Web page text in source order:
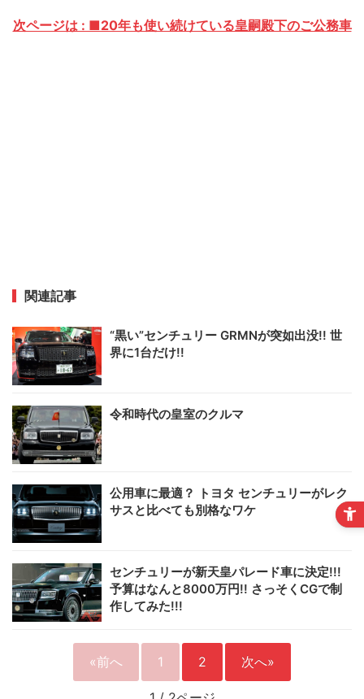
次ページは : ■20年も使い続けている皇嗣殿下のご公務車
関連記事
“黒い”センチュリー GRMNが突如出没!! 世
界に1台だけ!!
令和時代の皇室のクルマ
公用車に最適？ トヨタ センチュリーがレク
サスと比べても別格なワケ
センチュリーが新天皇パレード車に決定!!!
予算はなんと8000万円!! さっそくCGで制
作してみた!!!
«前へ 1 2 次へ»